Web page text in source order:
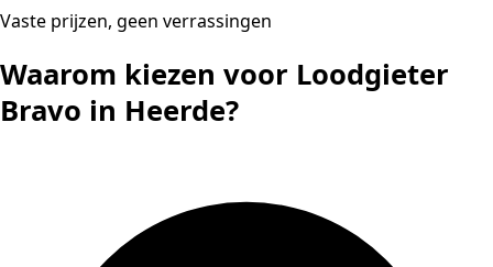
Vaste prijzen, geen verrassingen
Waarom kiezen voor Loodgieter
Bravo in Heerde?